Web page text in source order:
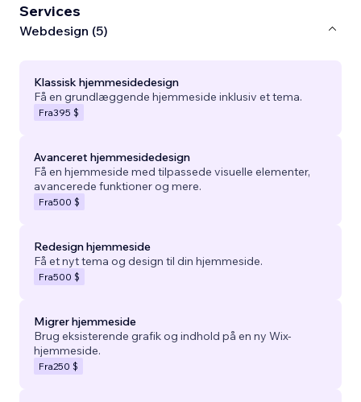
Services
Webdesign (5)
Klassisk hjemmesidedesign
Få en grundlæggende hjemmeside inklusiv et tema.
Fra395 $
Avanceret hjemmesidedesign
Få en hjemmeside med tilpassede visuelle elementer,
avancerede funktioner og mere.
Fra500 $
Redesign hjemmeside
Få et nyt tema og design til din hjemmeside.
Fra500 $
Migrer hjemmeside
Brug eksisterende grafik og indhold på en ny Wix-
hjemmeside.
Fra250 $